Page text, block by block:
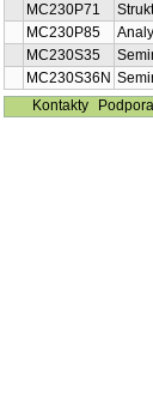
MC230P71
MC230P85
MC230S35
MC230S36N
Kontakty